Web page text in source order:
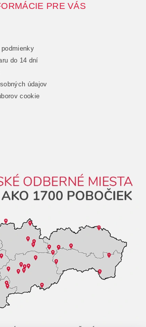
PRE VÁS
do 14 dní
údajov
cookie